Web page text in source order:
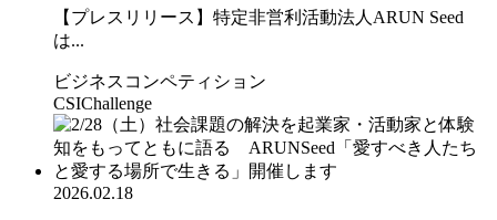
【プレスリリース】特定非営利活動法人ARUN Seed
は...
ビジネスコンペティション
CSIChallenge
2026.02.18